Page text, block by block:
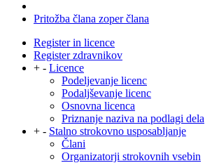
Pritožba člana zoper člana
Register in licence
Register zdravnikov
+ - Licence
Podeljevanje licenc
Podaljševanje licenc
Osnovna licenca
Priznanje naziva na podlagi dela
+ - Stalno strokovno usposabljanje
Člani
Organizatorji strokovnih vsebin